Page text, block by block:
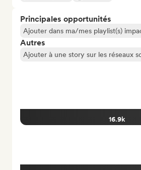
Principales opportunités
Ajouter dans ma/mes playlist(s)
Autres
Ajouter à une story sur les réseaux
16.9k